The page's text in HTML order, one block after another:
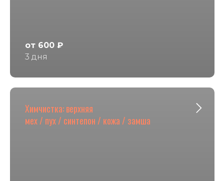
от 600 ₽
3 дня
Химчистка: верхняя
мех / пух / синтепон / кожа / замша